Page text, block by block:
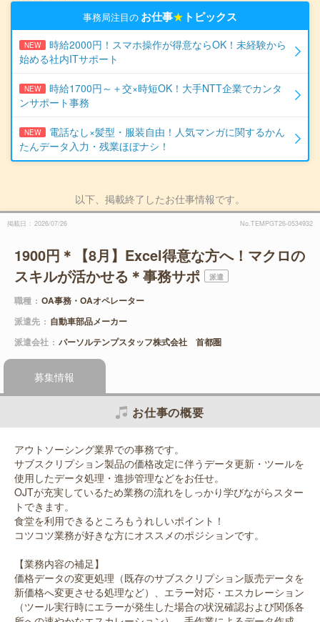
事務局注目の お仕事★ トピックス
NEW
時給2000円！スマホ操作が得意ならOK！未経験から
始める社内ITサポート
NEW
時給1700円～＋交×時短OK！大手NTT企業でカンタ
ンサポート事務
NEW
電話なし×髪型・服装自由！人気マンガに関するかん
たんデータ入力・残業ほぼナシ！
以下、掲載終了したお仕事情報です。
掲載日 2026/07/26 No.TEMPGT26-0534932
1900円＊【8月】Excel得意な方へ！マクロの
スキルが活かせる＊事務サポ
派遣
職種
OA事務・OAオペレーター
派遣先
自動車部品メーカー
派遣会社
パーソルテンプスタッフ株式会社 首都圏
募集情報
お仕事の概要
アウトソーシング業界での事務です。
サブスクリプション製品の価格改定に伴うデータ更新・ツールを
使用したデータ処理・進捗管理などをお任せ。
OJTが充実しているため業務の流れをしっかり学びながらスター
トできます。
食堂を利用できるところもうれしいポイント！
コツコツ業務が好きな方にオススメのポジションです。
【業務内容の補足】
価格データの変更処理（既存のサブスクリプション販売データを
新価格へ変更させる処理など）、エラー対応・エスカレーション
（ツール実行時にエラーが発生した場合の状況確認および関係各